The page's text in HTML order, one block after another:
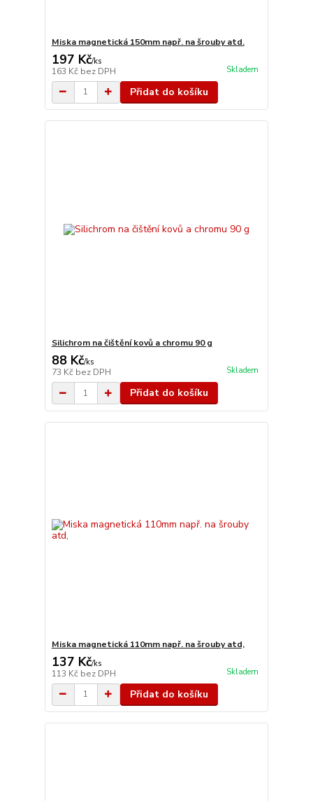
Miska magnetická 150mm např. na šrouby atd.
197 Kč/ks
163 Kč bez DPH Skladem
Přidat do košíku
Silichrom na čištění kovů a chromu 90 g
88 Kč/ks
73 Kč bez DPH Skladem
Přidat do košíku
Miska magnetická 110mm např. na šrouby atd,
137 Kč/ks
113 Kč bez DPH Skladem
Přidat do košíku